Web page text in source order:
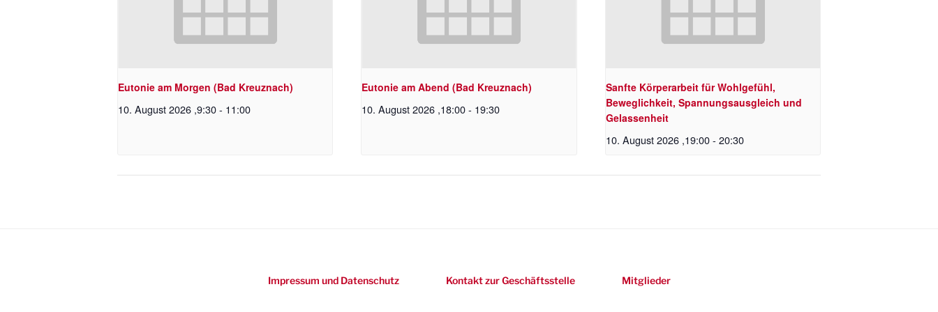
Eutonie am Morgen (Bad Kreuznach)
10. August 2026 ,9:30- 11:00
Eutonie am Abend (Bad Kreuznach)
10. August 2026 ,18:00 - 19:30
Sanfte Körperarbeit für Wohlgefühl,
Beweglichkeit, Spannungsausgleich und
Gelassenheit
10. August 2026 ,19:00- 20:30
Impressum und Datenschutz Kontakt zur Geschäftsstelle Mitglieder